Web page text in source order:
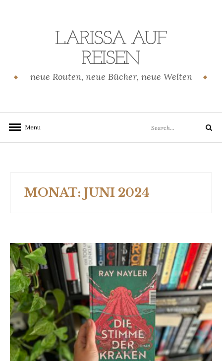
LARISSA AUF
REISEN
neue Routen, neue Bücher, neue Welten
Menu
for:
Search
MONAT: JUNI 2024